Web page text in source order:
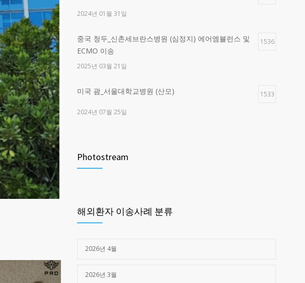
2024년 01월 31일
중국 청두_신촌세브란스병원 (심정지) 에어엠뷸런스 및
ECMO 이송
1536
2025년 03월 21일
미국 괌_서울대학교병원 (산모) 1533
2024년 07월 25일
2025년 03월 28일
Photostream
해외환자 이송사례 분류
2026년 4월
2026년 3월